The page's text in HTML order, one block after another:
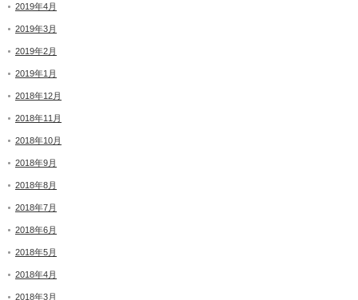
2019年4月
2019年3月
2019年2月
2019年1月
2018年12月
2018年11月
2018年10月
2018年9月
2018年8月
2018年7月
2018年6月
2018年5月
2018年4月
2018年3月